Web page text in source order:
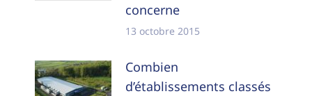
concerne
13 octobre 2015
Combien
d’établissements classés